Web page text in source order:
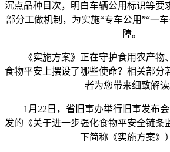
沉点品种目次，明白车辆公用标识等要
部分工做机制，为实施“专车公用”“一
障。
《实施方案》正在守护食用农产物
食物平安上摆设了哪些使命？相关部分
者为您带来细致解读
1月22日，省旧事办举行旧事发布会
发的《关于进一步强化食物平安全链条
下简称《实施方案》